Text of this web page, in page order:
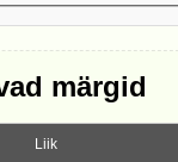
märgid
Liik